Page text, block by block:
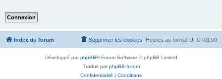
Index du forum Heures au format UTC+01:00
Supprimer les cookies
Développé parphpBB® Forum Software © phpBB Limited
Traduit parphpBB-fr.com
Confidentialité | Conditions